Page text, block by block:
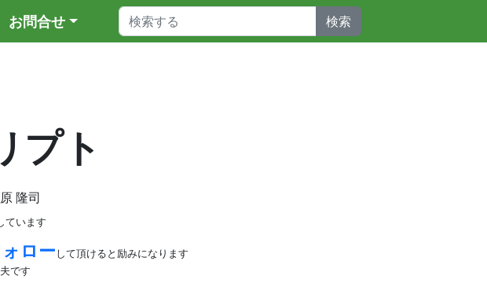
お問合せ 検索
プト
隆司
ています
ローして頂けると励みになります
です